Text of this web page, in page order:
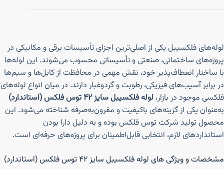
لوله‌های فلکسیبل یکی از اصلی‌ترین اجزای تأسیسات برقی و مکانیکی در
پروژه‌های ساختمانی، صنعتی و تأسیساتی محسوب می‌شوند. این لوله‌ها
با ساختار انعطاف‌پذیر خود، نقش مهمی در محافظت از کابل‌ها و سیم‌ها
در برابر آسیب‌های فیزیکی، رطوبت و گردوغبار دارند. در میان انواع لوله‌های
فلکسی موجود در بازار، لوله فلکسیبل سایز ۴۲ توس فلکس (استاندارد)
به‌عنوان یکی از گزینه‌های باکیفیت و مقرون‌به‌صرفه شناخته می‌شود. این
محصول تولید شرکت توس فلکس بوده و به دلیل دارا بودن
استانداردهای لازم، انتخابی قابل‌اطمینان برای پروژه‌های حرفه‌ای است.
مشخصات و ویژگی های لوله فلکسیبل سایز ۴۲ توس فلکس (استاندارد)